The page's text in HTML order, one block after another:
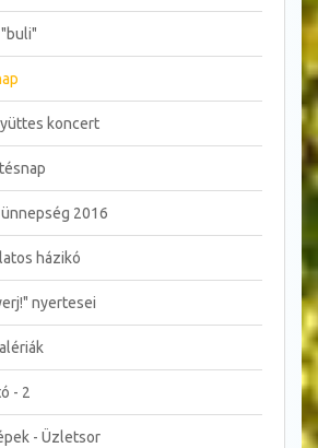
koncert
2016
házikó
nyertesei
- 2
- Üzletsor